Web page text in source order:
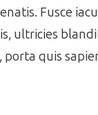
Fusce
ultricies
quis